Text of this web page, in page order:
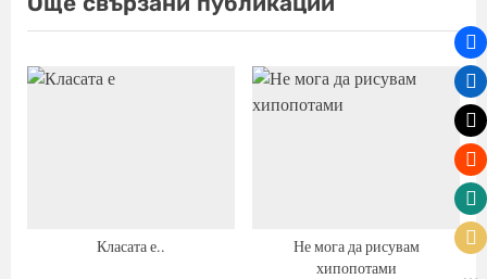
Класата е..
Не мога да рисувам
хипопотами